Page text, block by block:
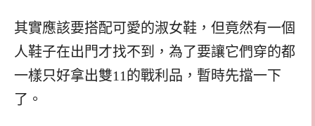
其實應該要搭配可愛的淑女鞋，但竟然有一個
人鞋子在出門才找不到，為了要讓它們穿的都
一樣只好拿出雙11的戰利品，暫時先擋一下
了。